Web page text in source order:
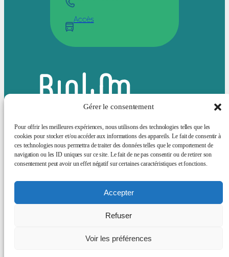
Gérer le consentement
Pour offrir les meilleures expériences, nous utilisons des technologies telles que les
cookies pour stocker et/ou accéder aux informations des appareils. Le fait de consentir à
ces technologies nous permettra de traiter des données telles que le comportement de
navigation ou les ID uniques sur ce site. Le fait de ne pas consentir ou de retirer son
consentement peut avoir un effet négatif sur certaines caractéristiques et fonctions.
Accepter
Refuser
Voir les préférences
Accès
Bluesky
LinkedIn